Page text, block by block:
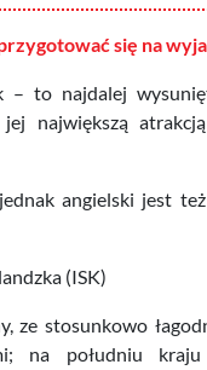
się na
– to najdalej
największą
angielski jest
(ISK)
ze stosunkowo
na południu